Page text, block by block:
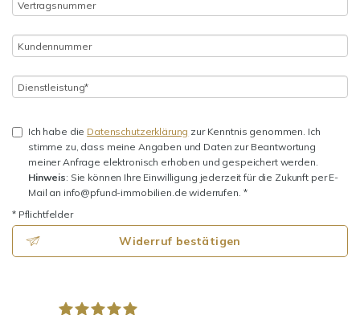
Ich habe die Datenschutzerklärung zur Kenntnis genommen. Ich
stimme zu, dass meine Angaben und Daten zur Beantwortung
meiner Anfrage elektronisch erhoben und gespeichert werden.
Hinweis: Sie können Ihre Einwilligung jederzeit für die Zukunft per E-
Mail an info@pfund-immobilien.de widerrufen. *
* Pflichtfelder
Widerruf bestätigen